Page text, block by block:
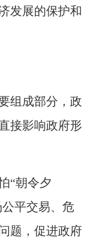
发展的保护和
组成部分，政
接影响政府形
“朝令夕
平交易、危
题，促进政府